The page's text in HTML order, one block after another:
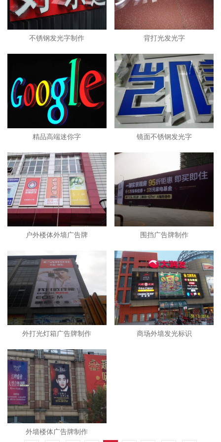
不锈钢发光字制作 背打光发光字
精品高端迷你字 镜面不锈钢发光字
户外楼体外墙广告牌 围挡广告牌制作
外打光灯箱广告牌制作 商场外墙发光标识
外墙楼体广告牌制作